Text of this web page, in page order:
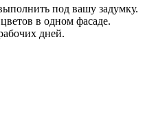
под вашу задумку.
в одном фасаде.
дней.